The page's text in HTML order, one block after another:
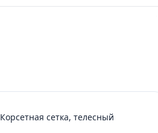
Корсетная сетка, телесный